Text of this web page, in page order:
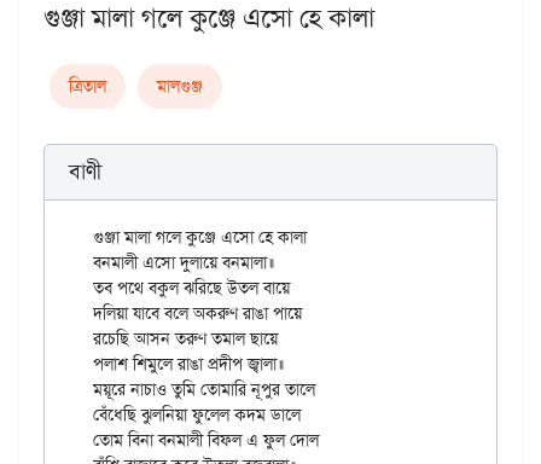
গুঞ্জা মালা গলে কুঞ্জে এসো হে কালা
ত্রিতাল মালগুঞ্জ
বাণী
গুঞ্জা মালা গলে কুঞ্জে এসো হে কালা
বনমালী এসো দুলায়ে বনমালা॥
তব পথে বকুল ঝরিছে উতল বায়ে
দলিয়া যাবে বলে অকরুণ রাঙা পায়ে
রচেছি আসন তরুণ তমাল ছায়ে
পলাশ শিমুলে রাঙা প্রদীপ জ্বালা॥
ময়ূরে নাচাও তুমি তোমারি নূপুর তালে
বেঁধেছি ঝুলনিয়া ফুলেল কদম ডালে
তোম বিনা বনমালী বিফল এ ফুল দোল